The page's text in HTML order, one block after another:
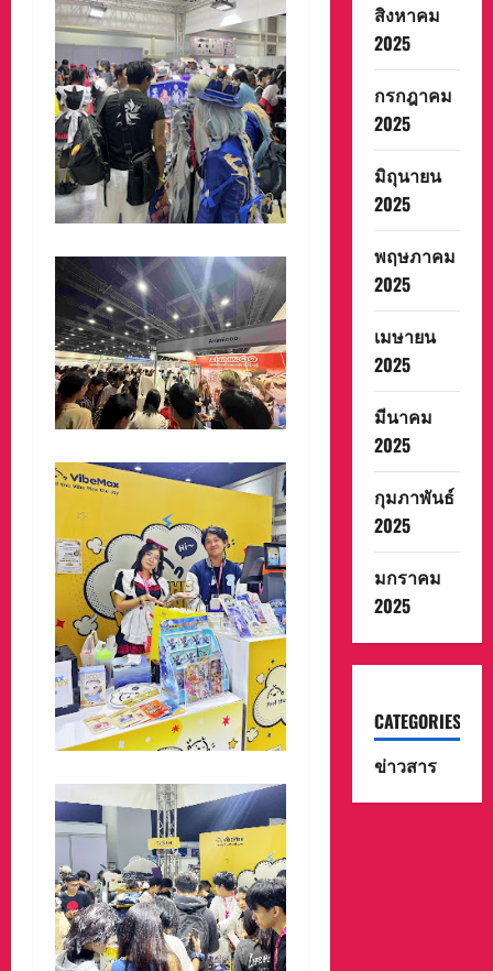
สิงหาคม
2025
กรกฎาคม
2025
มิถุนายน
2025
พฤษภาคม
2025
เมษายน
2025
มีนาคม
2025
กุมภาพันธ์
2025
มกราคม
2025
CATEGORIES
ข่าวสาร